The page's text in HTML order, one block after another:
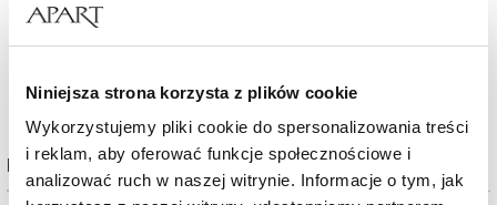
Niniejsza strona korzysta z plików cookie
Wykorzystujemy pliki cookie do spersonalizowania treści
i reklam, aby oferować funkcje społecznościowe i
analizować ruch w naszej witrynie. Informacje o tym, jak
299zł
Kolekcja Warner Bros. Discovery